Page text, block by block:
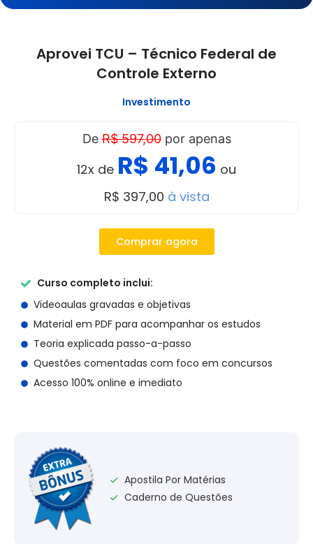
Aprovei TCU – Técnico Federal de
Controle Externo
Investimento
DeR$ 597,00por apenas
12x de R$ 41,06 ou
R$ 397,00 à vista
Comprar agora
Curso completo inclui:
Videoaulas gravadas e objetivas
Material em PDF para acompanhar os estudos
Teoria explicada passo-a-passo
Questões comentadas com foco em concursos
Acesso 100% online e imediato
✓ Apostila Por Matérias
✓ Caderno de Questões